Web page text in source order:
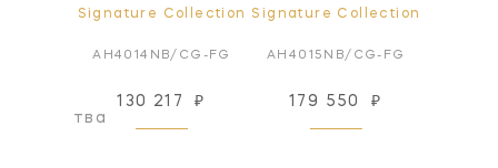
Signature Collection
AH4014NB/CG-FG
130 217 ₽
Signature Collection
AH4015NB/CG-FG
179 550 ₽